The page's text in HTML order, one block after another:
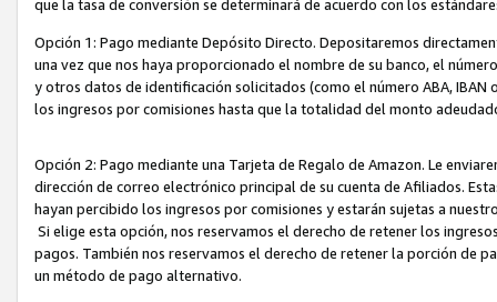
que la tasa de conversión se determinará de acuerdo con los
Opción 1: Pago mediante Depósito Directo. Depositaremos
una vez que nos haya proporcionado el nombre de su banco, el
y otros datos de identificación solicitados (como el número ABA,
los ingresos por comisiones hasta que la totalidad del monto
Opción 2: Pago mediante una Tarjeta de Regalo de Amazon. Le
dirección de correo electrónico principal de su cuenta de Afiliados.
hayan percibido los ingresos por comisiones y estarán sujetas a
Si elige esta opción, nos reservamos el derecho de retener los
pagos. También nos reservamos el derecho de retener la porción de
un método de pago alternativo.